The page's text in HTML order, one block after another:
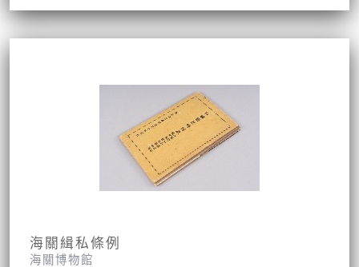
海關緝私條例
海關博物館